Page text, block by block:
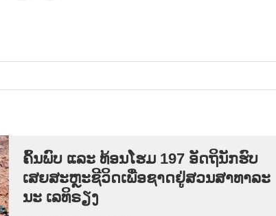
ຄົ້ນ​ພົບ ແລະ ທ້ອນ​ໂຮມ 197 ອັດ​ຖິ​ນັກ​ຮົບ​
ເສຍ​ສະຫຼະ​ຊີ​ວິດ​ເພື່ອ​ຊາດ​ຢູ່​ສວນ​ສາ​ທາ​ລະ​
ນະ ເລ​ທິ​ຣຽງ